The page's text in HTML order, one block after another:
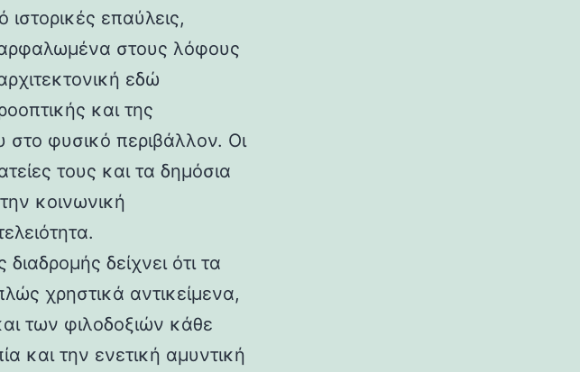
επαύλεις,
στους λόφους
εδώ
και της
φυσικό περιβάλλον. Οι
τους και τα δημόσια
κοινωνική
δείχνει ότι τα
χρηστικά αντικείμενα,
των φιλοδοξιών κάθε
και την ενετική αμυντική